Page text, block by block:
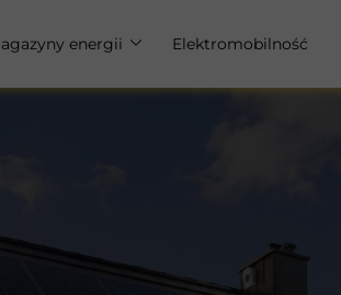
energii
energii dla domu
Elektromobilność